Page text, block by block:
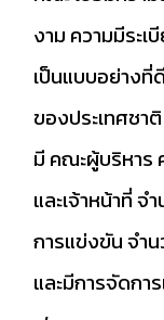
งาม ความมีระเ
เป็นแบบอย่างที่
ของประเทศชา
มี คณะผู้บริหาร
และเจ้าหน้าที่
การแข่งขัน จ
และมีการจัดก